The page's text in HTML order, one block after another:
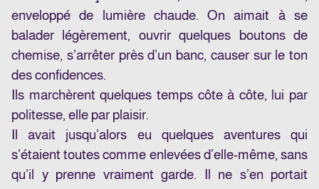
enveloppé de lumière chaude. On aimait à se
balader légèrement, ouvrir quelques boutons de
chemise, s’arrêter près d’un banc, causer sur le ton
des confidences.
Ils marchèrent quelques temps côte à côte, lui par
politesse, elle par plaisir.
Il avait jusqu’alors eu quelques aventures qui
s’étaient toutes comme enlevées d’elle-même, sans
qu’il y prenne vraiment garde. Il ne s’en portait